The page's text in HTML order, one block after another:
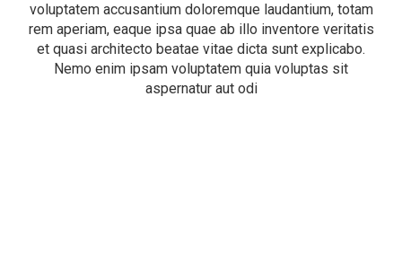
voluptatem accusantium doloremque laudantium, totam
rem aperiam, eaque ipsa quae ab illo inventore veritatis
et quasi architecto beatae vitae dicta sunt explicabo.
Nemo enim ipsam voluptatem quia voluptas sit
aspernatur aut odi